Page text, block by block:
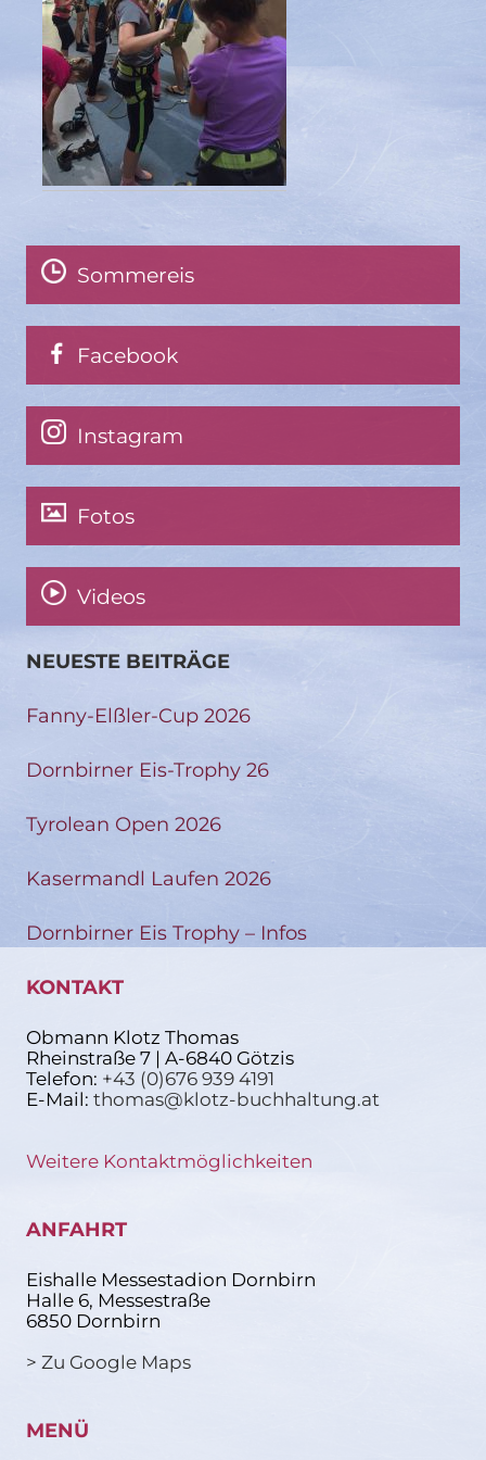
Sommereis
Facebook
Instagram
Fotos
Videos
NEUESTE BEITRÄGE
Fanny-Elßler-Cup 2026
Dornbirner Eis-Trophy 26
Tyrolean Open 2026
Kasermandl Laufen 2026
Dornbirner Eis Trophy – Infos
KONTAKT
Obmann Klotz Thomas
Rheinstraße 7 | A-6840 Götzis
Telefon: +43 (0)676 939 4191
E-Mail: thomas@klotz-buchhaltung.at
Weitere Kontaktmöglichkeiten
ANFAHRT
Eishalle Messestadion Dornbirn
Halle 6, Messestraße
6850 Dornbirn
> Zu Google Maps
MENÜ